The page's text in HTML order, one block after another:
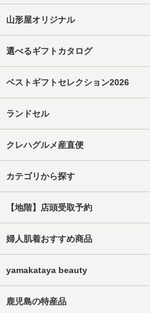
山形屋オリジナル
選べるギフトカタログ
ベストギフトセレクション2026
ランドセル
クレハグルメ産直便
カテゴリから探す
【地階】店頭受取予約
婦人肌着おすすめ商品
yamakataya beauty
鹿児島の特産品